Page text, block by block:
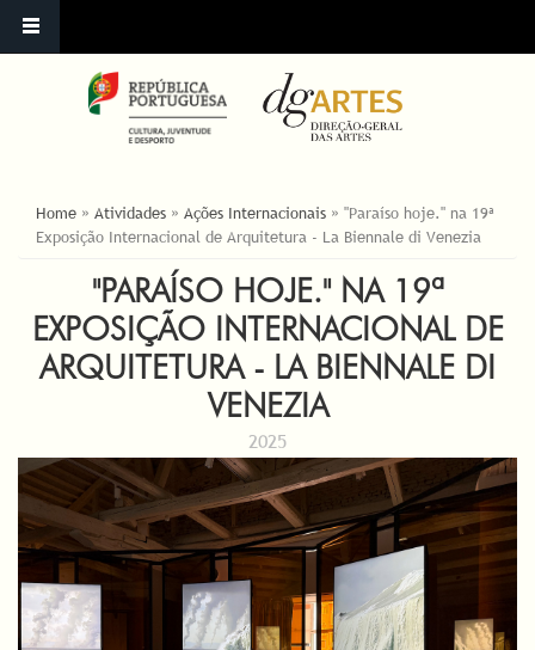
ESTÁ AQUI
Home » Atividades » Ações Internacionais » "Paraíso hoje." na 19ª
Exposição Internacional de Arquitetura - La Biennale di Venezia
"PARAÍSO HOJE." NA 19ª
EXPOSIÇÃO INTERNACIONAL DE
ARQUITETURA - LA BIENNALE DI
VENEZIA
2025